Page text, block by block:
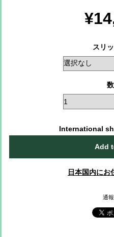
スリ
International
Add
日本国内にお
通